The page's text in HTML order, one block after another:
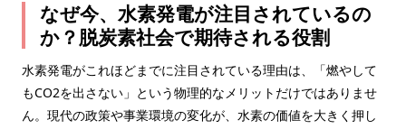
なぜ今、水素発電が注目されているの
か？脱炭素社会で期待される役割
水素発電がこれほどまでに注目されている理由は、「燃やして
もCO2を出さない」という物理的なメリットだけではありませ
ん。現代の政策や事業環境の変化が、水素の価値を大きく押し